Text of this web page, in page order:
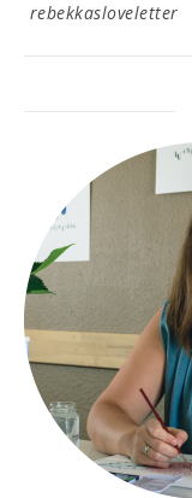
rebekkasloveletter